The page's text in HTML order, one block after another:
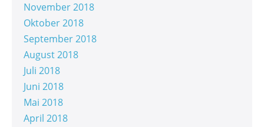
November 2018
Oktober 2018
September 2018
August 2018
Juli 2018
Juni 2018
Mai 2018
April 2018